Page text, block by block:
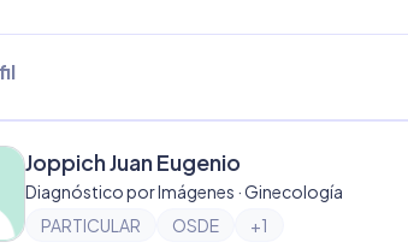
Joppich Juan Eugenio
Diagnóstico por Imágenes · Ginecología
PARTICULAR
OSDE +1